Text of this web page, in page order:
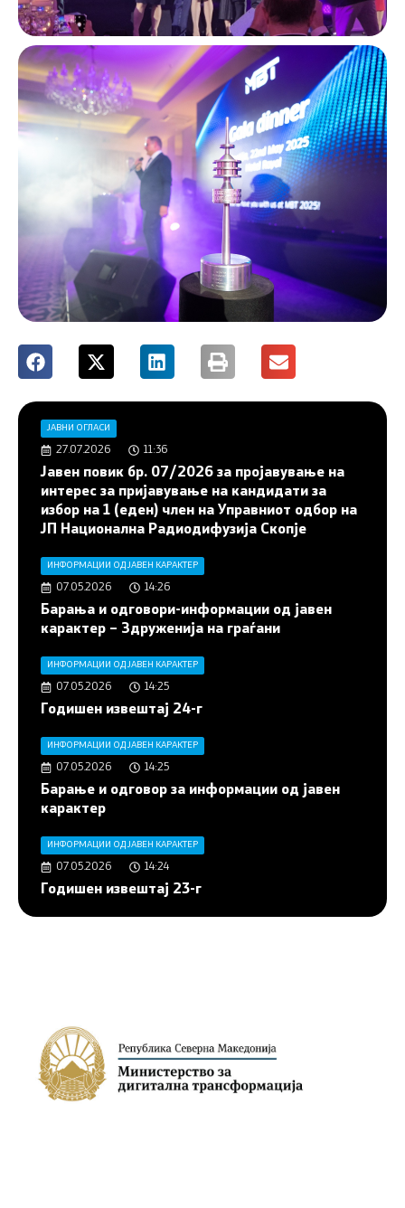
ЈАВНИ ОГЛАСИ
27.07.2026 11:36
Јавен повик бр. 07/2026 за пројавување на
интерес за пријавување на кандидати за
избор на 1 (еден) член на Управниот одбор на
ЈП Национална Радиодифузија Скопје
ИНФОРМАЦИИ ОД ЈАВЕН КАРАКТЕР
07.05.2026 14:26
Барања и одговори-информации од јавен
карактер – Здруженија на граѓани
ИНФОРМАЦИИ ОД ЈАВЕН КАРАКТЕР
07.05.2026 14:25
Годишен извештај 24-г
ИНФОРМАЦИИ ОД ЈАВЕН КАРАКТЕР
07.05.2026 14:25
Барање и одговор за информации од јавен
карактер
ИНФОРМАЦИИ ОД ЈАВЕН КАРАКТЕР
07.05.2026 14:24
Годишен извештај 23-г